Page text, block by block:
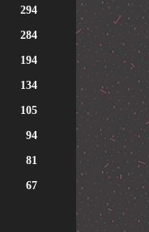
294
284
194
134
105
94
81
67